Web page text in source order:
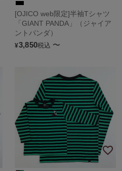
[OJICO web限定]半袖Tシャツ
「GIANT PANDA」（ジャイア
ントパンダ）
¥3,850税込 〜